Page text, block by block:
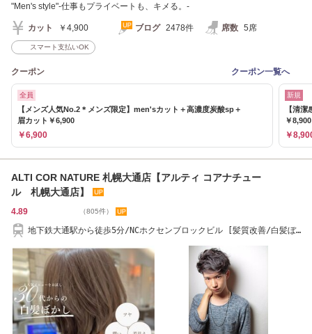
"Men's style"-仕事もプライベートも、キメる。-
カット ￥4,900 ブログ 2478件 席数 5席
スマート支払いOK
クーポン クーポン一覧へ
全員
【メンズ人気No.2＊メンズ限定】men'sカット＋高濃度炭酸sp＋
眉カット￥6,900
￥6,900
新規
【清
￥8,900
￥
ALTI COR NATURE 札幌大通店【アルティ コアナチュー
ル 札幌大通店】
4.89 （805件）
地下鉄大通駅から徒歩5分/NCホクセンブロックビル [髪質改善/白髪ぼ